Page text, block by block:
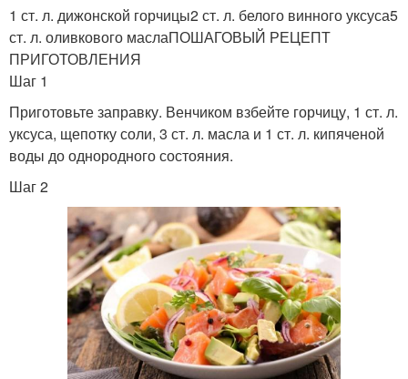
1 ст. л. дижонской горчицы2 ст. л. белого винного уксуса5
ст. л. оливкового маслаПОШАГОВЫЙ РЕЦЕПТ
ПРИГОТОВЛЕНИЯ
Шаг 1
Приготовьте заправку. Венчиком взбейте горчицу, 1 ст. л.
уксуса, щепотку соли, 3 ст. л. масла и 1 ст. л. кипяченой
воды до однородного состояния.
Шаг 2